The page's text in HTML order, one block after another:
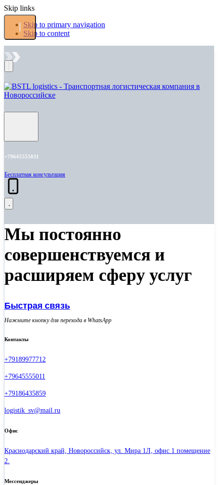
Skip links
Skip to primary navigation
Skip to content
+79645555011
Бесплатная консультация
Мы постоянно
совершенствуемся и
расширяем сферу услуг
Быстрая связь
Нажмите кнопку для перехода в WhatsApp
Контакты
+79189977712
+79645555011
+79186435859
logistik_sv@mail.ru
Офис
Краснодарский край, Новороссийск, ул. Мира 1Л, офис 1 помещение
2.
Мессенджеры